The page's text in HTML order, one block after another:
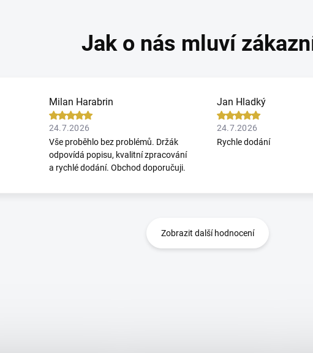
Milan Harabrin
24.7.2026
Vše proběhlo bez problémů. Držák
odpovídá popisu, kvalitní zpracování
a rychlé dodání. Obchod doporučuji.
Jan Hladký
24.7.2026
Rychle dodání
Zobrazit další hodnocení